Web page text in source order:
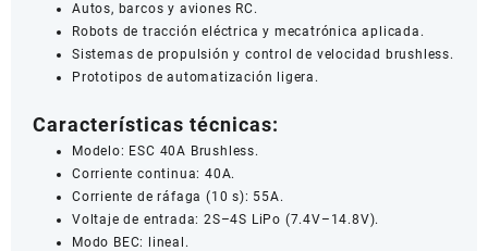
Autos, barcos y aviones RC.
Robots de tracción eléctrica y mecatrónica aplicada.
Sistemas de propulsión y control de velocidad brushless.
Prototipos de automatización ligera.
Características técnicas:
Modelo: ESC 40A Brushless.
Corriente continua: 40A.
Corriente de ráfaga (10 s): 55A.
Voltaje de entrada: 2S–4S LiPo (7.4V–14.8V).
Modo BEC: lineal.